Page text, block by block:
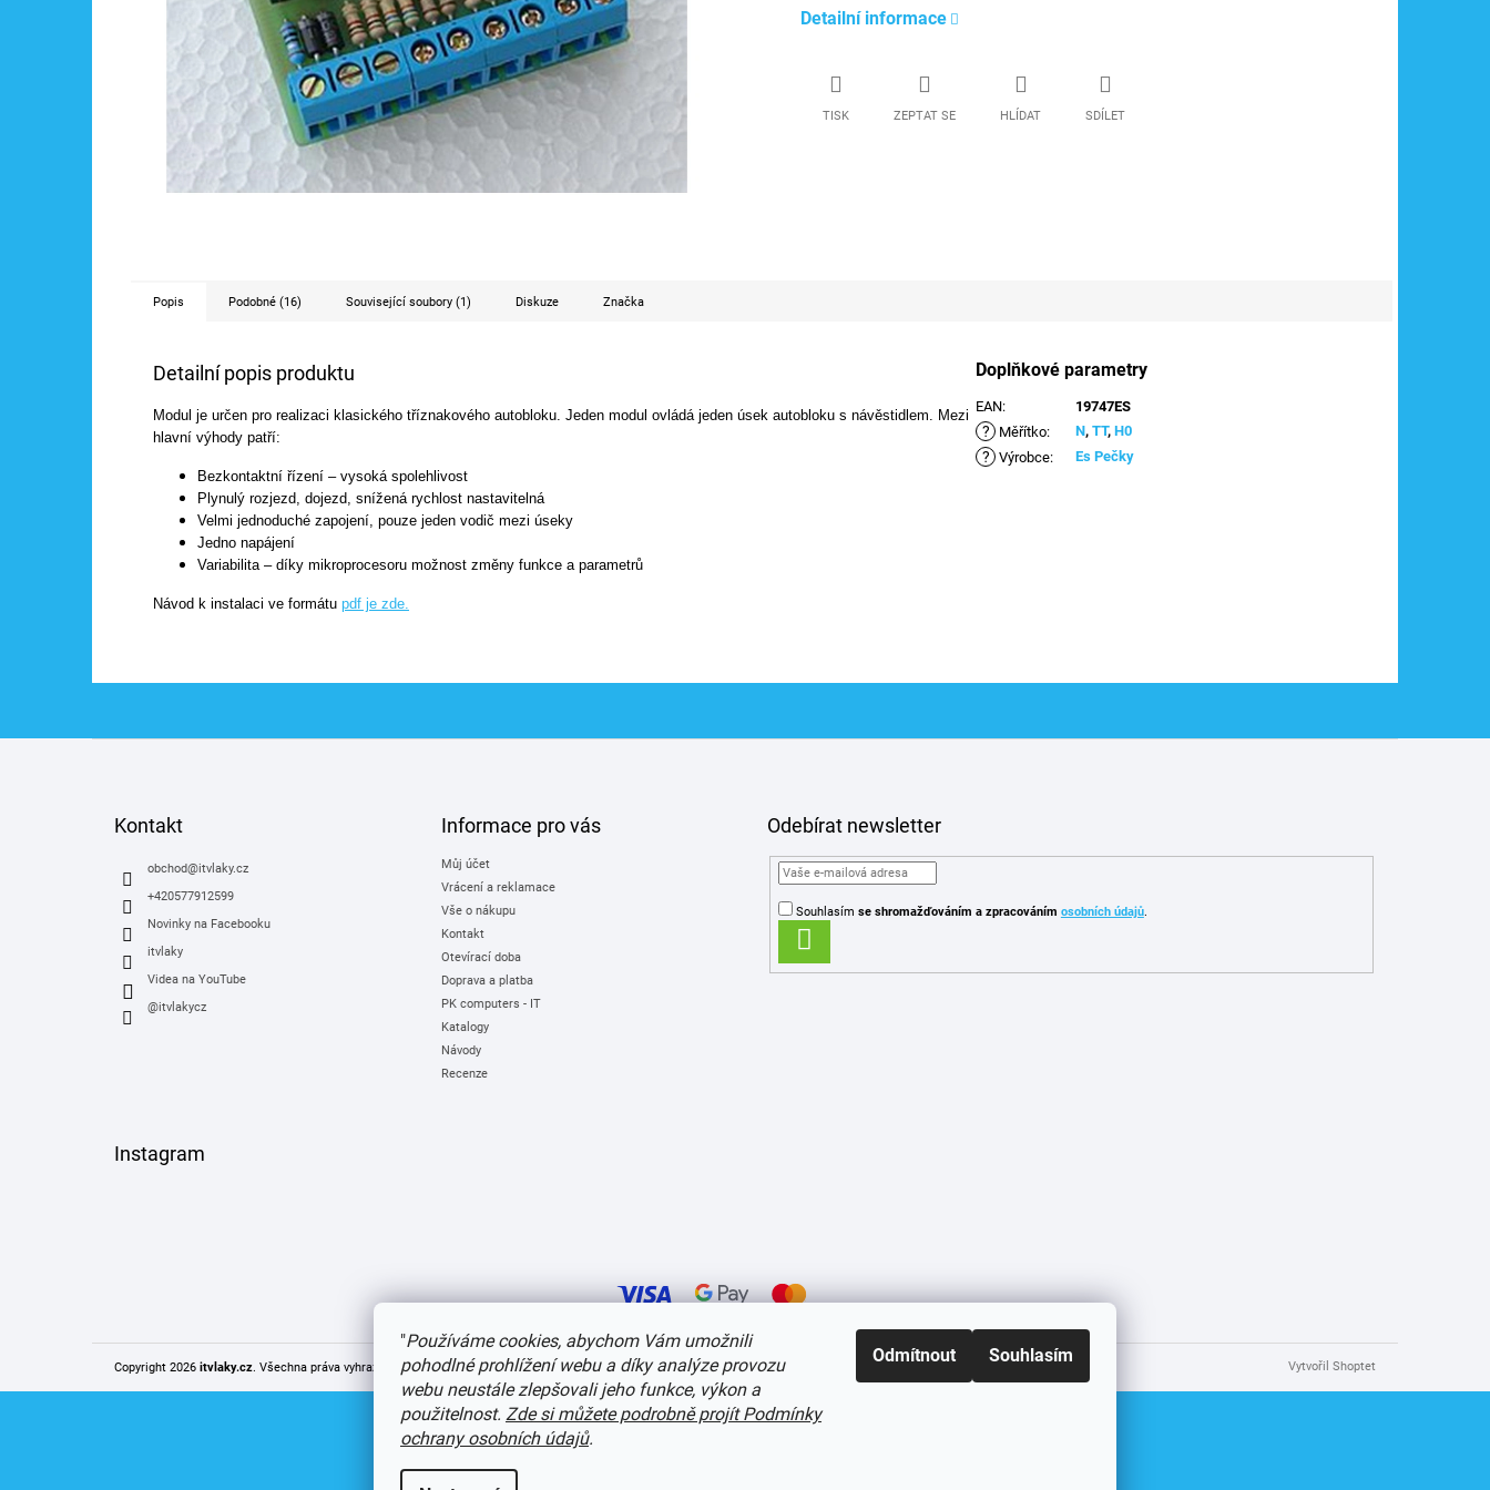
"Používáme cookies, abychom Vám umožnili
pohodlné prohlížení webu a díky analýze provozu
webu neustále zlepšovali jeho funkce, výkon a
použitelnost. Zde si můžete podrobně projít Podmínky
ochrany osobních údajů.
Odmítnout Souhlasím
Detailní informace
TISK ZEPTAT SE HLÍDAT SDÍLET
Popis Podobné (16) Související soubory (1) Diskuze Značka
Detailní popis produktu
Modul je určen pro realizaci klasického tříznakového autobloku. Jeden modul ovládá jeden úsek autobloku s návěstidlem. Mezi
hlavní výhody patří:
Bezkontaktní řízení – vysoká spolehlivost
Plynulý rozjezd, dojezd, snížená rychlost nastavitelná
Velmi jednoduché zapojení, pouze jeden vodič mezi úseky
Jedno napájení
Variabilita – díky mikroprocesoru možnost změny funkce a parametrů
Návod k instalaci ve formátu pdf je zde.
Doplňkové parametry
EAN: 19747ES
? Měřítko: N,TT,H0
? Výrobce: Es Pečky
Kontakt
obchod@itvlaky.cz
+420577912599
Novinky na Facebooku
itvlaky
Videa na YouTube
@itvlakycz
Informace pro vás
Můj účet
Vrácení a reklamace
Vše o nákupu
Kontakt
Otevírací doba
Doprava a platba
PK computers - IT
Katalogy
Návody
Recenze
Odebírat newsletter
Souhlasím se shromažďováním a zpracováním osobních údajů.
SE
Instagram
Vytvořil Shoptet
Copyright 2026 itvlaky.cz. Všechna práva vyhrazena.Upravit nastavení cookies